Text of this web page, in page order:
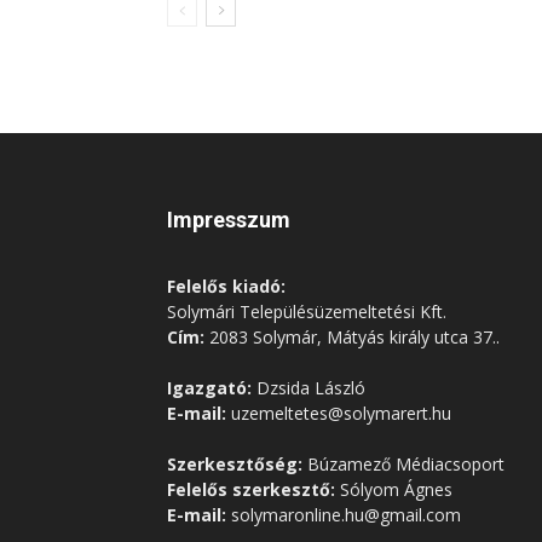
Impresszum
Felelős kiadó:
Solymári Településüzemeltetési Kft.
Cím: 2083 Solymár, Mátyás király utca 37..
Igazgató: Dzsida László
E-mail: uzemeltetes@solymarert.hu
Szerkesztőség: Búzamező Médiacsoport
Felelős szerkesztő: Sólyom Ágnes
E-mail: solymaronline.hu@gmail.com